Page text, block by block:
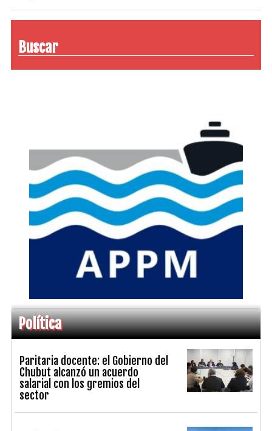
Buscar
Política
Paritaria docente: el Gobierno del
Chubut alcanzó un acuerdo
salarial con los gremios del
sector